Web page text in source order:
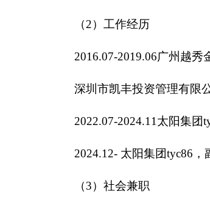
（2）工作经历
2016.07-2019.06广州越
深圳市凯丰投资管理有限
2022.07-2024.11太阳集
2024.12- 太阳集团tyc86
（3）社会兼职